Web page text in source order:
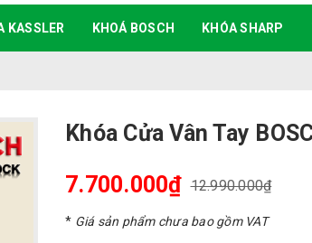
KASSLER KHOÁ BOSCH KHÓA SHARP
Khóa Cửa Vân Tay
7.700.000₫ 12.990.000₫
* Giá sản phẩm chưa bao gồm VAT